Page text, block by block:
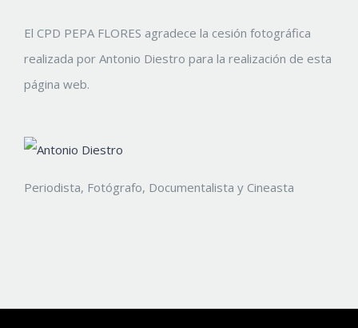
El CPD PEPA FLORES agradece la cesión fotográfica
realizada por Antonio Diestro para la realización de esta
página web.
Periodista, Fotógrafo, Documentalista y Cineasta